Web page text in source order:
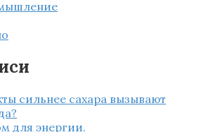
сильнее сахара вызывают
для энергии.